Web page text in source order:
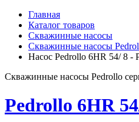
Главная
Каталог товаров
Скважинные насосы
Скважинные насосы
Насос Pedrollo 6HR 54/ 8 -
Скважинные насосы Pedrollo
Pedrollo 6HR